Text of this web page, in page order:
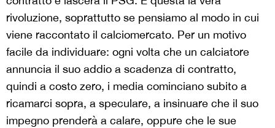
rivoluzione, soprattutto se pensiamo al modo in cui
viene raccontato il calciomercato. Per un motivo
facile da individuare: ogni volta che un calciatore
annuncia il suo addio a scadenza di contratto,
quindi a costo zero, i media cominciano subito a
ricamarci sopra, a speculare, a insinuare che il suo
impegno prenderà a calare, oppure che le sue